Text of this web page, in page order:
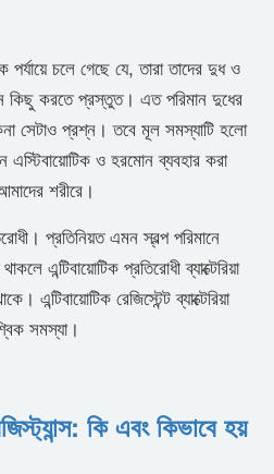
পর্যায়ে চলে গেছে যে, তারা তাদের দুধ ও
কিছু করতে প্রস্তুত। এত পরিমান দুধের
সেটাও প্রশ্ন। তবে মূল সমস্যাটি হলো
এস্টিবায়োটিক ও হরমোন ব্যবহার করা
শরীরে।
প্রতিনিয়ত এমন স্বল্প পরিমানে
এন্টিবায়োটিক প্রতিরোধী ব্যাক্টেরিয়া
রেজিস্টেন্ট ব্যাক্টেরিয়া
সমস্যা।
কি এবং কিভাবে হয়